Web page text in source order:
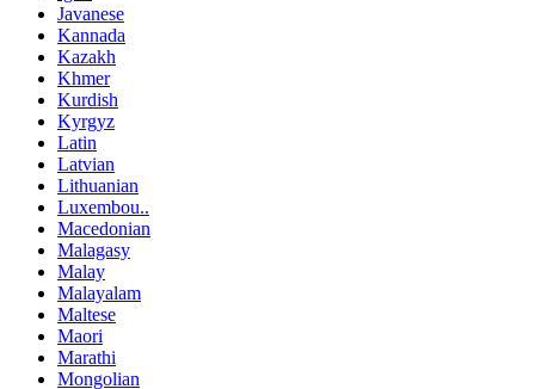
Javanese
Kannada
Kazakh
Khmer
Kurdish
Kyrgyz
Latin
Latvian
Lithuanian
Luxembou..
Macedonian
Malagasy
Malay
Malayalam
Maltese
Maori
Marathi
Mongolian